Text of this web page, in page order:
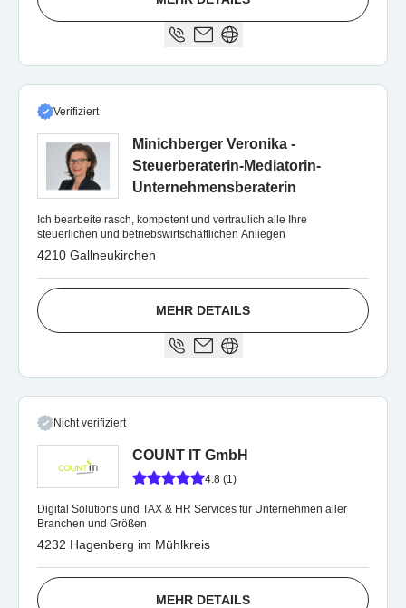
Verifiziert
Minichberger Veronika -
Steuerberaterin-Mediatorin-
Unternehmensberaterin
Ich bearbeite rasch, kompetent und vertraulich alle Ihre
steuerlichen und betriebswirtschaftlichen Anliegen
4210 Gallneukirchen
MEHR DETAILS
Nicht verifiziert
COUNT IT GmbH
4.8 (1)
Digital Solutions und TAX & HR Services für Unternehmen aller
Branchen und Größen
4232 Hagenberg im Mühlkreis
MEHR DETAILS